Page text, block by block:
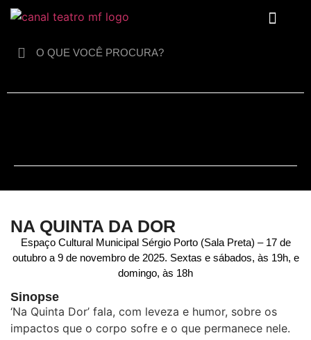
NA QUINTA DA DOR
Espaço Cultural Municipal Sérgio Porto (Sala Preta) – 17 de
outubro a 9 de novembro de 2025. Sextas e sábados, às 19h, e
domingo, às 18h
Sinopse
‘Na Quinta Dor’ fala, com leveza e humor, sobre os
impactos que o corpo sofre e o que permanece nele.